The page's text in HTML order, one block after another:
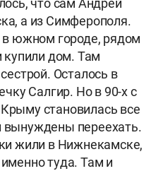
что сам Андрей
а из Симферополя.
в южном городе, рядом
купили дом. Там
Осталось в
Салгир. Но в 90-х с
становилась все
переехать.
жили в Нижнекамске,
туда. Там и